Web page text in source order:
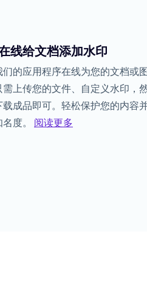
线给文档添加水印
们的应用程序在线为您的文档或
需上传您的文件、自定义水印，
载成品即可。轻松保护您的内容
度。 阅读更多